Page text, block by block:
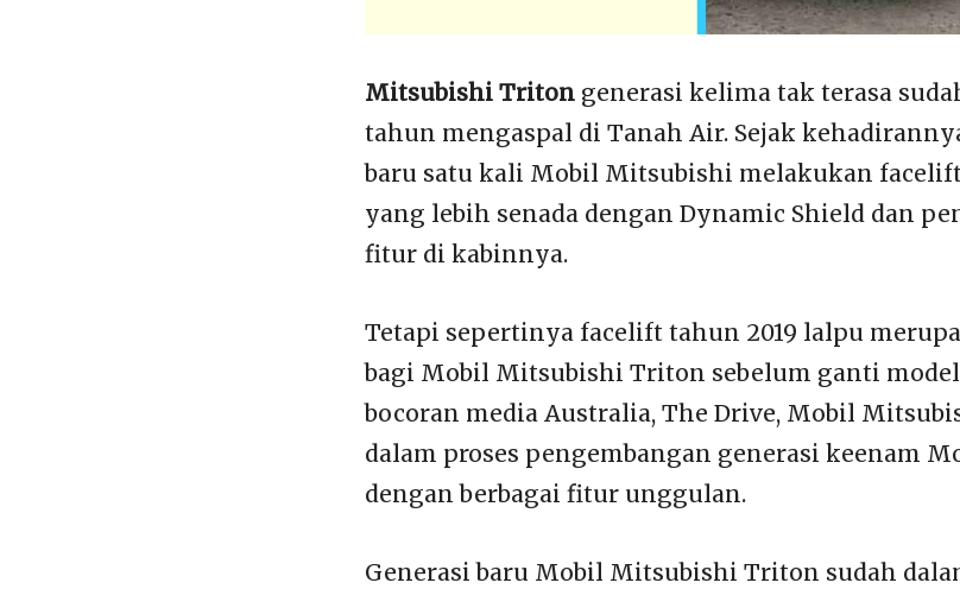
Mitsubishi Triton generasi kelima tak terasa
tahun mengaspal di Tanah Air. Sejak
baru satu kali Mobil Mitsubishi melakukan
yang lebih senada dengan Dynamic Shield dan
fitur di kabinnya.
Tetapi sepertinya facelift tahun 2019 lalpu
bagi Mobil Mitsubishi Triton sebelum ganti
bocoran media Australia, The Drive, Mobil
dalam proses pengembangan generasi keenam
dengan berbagai fitur unggulan.
Generasi baru Mobil Mitsubishi Triton sudah